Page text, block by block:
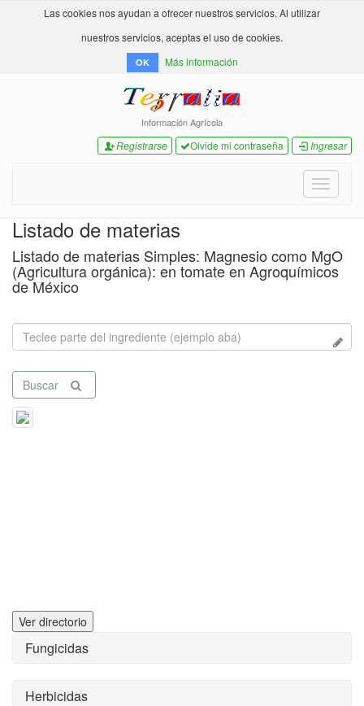
Las cookies nos ayudan a ofrecer nuestros servicios. Al utilizar
nuestros servicios, aceptas el uso de cookies.
OK Más información
Información Agrícola
Registrarse Olvide mi contraseña Ingresar
Toggle
Listado de materias
Listado de materias Simples: Magnesio como MgO
(Agricultura orgánica): en tomate en Agroquímicos
de México
Buscar
Ver directorio
Fungicidas
Herbicidas